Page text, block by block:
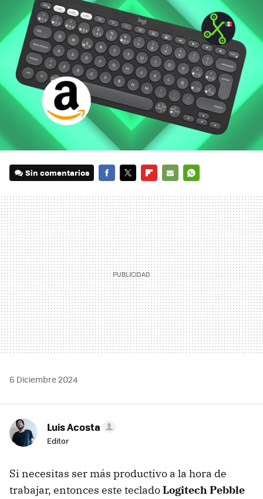
Sin comentarios
MAIL
6 Diciembre 2024
Luis Acosta
Editor
Si necesitas ser más productivo a la hora de
trabajar, entonces este tecladoLogitech Pebble